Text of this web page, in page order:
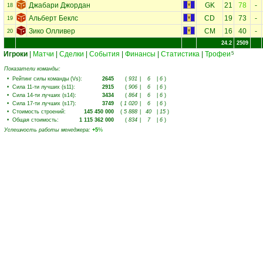
18 Джабари Джордан GK 21 78 -
19 Альберт Беклс CD 19 73 -
20 Зико Олливер CM 16 40 -
24.2 2509
Игроки Матчи Сделки События Финансы Статистика Трофеи 5
Показатели команды:
• Рейтинг силы команды (Vs): 2645 ( 931 6 6 )
• Сила 11-ти лучших (s11): 2915 ( 906 6 6 )
• Сила 14-ти лучших (s14): 3434 ( 864 6 6 )
• Сила 17-ти лучших (s17): 3749 ( 1 020 6 6 )
• Стоимость строений: 145 450 000 ( 5 888 40 15 )
• Общая стоимость: 1 115 362 000 ( 834 7 6 )
Успешность работы менеджера: +5%